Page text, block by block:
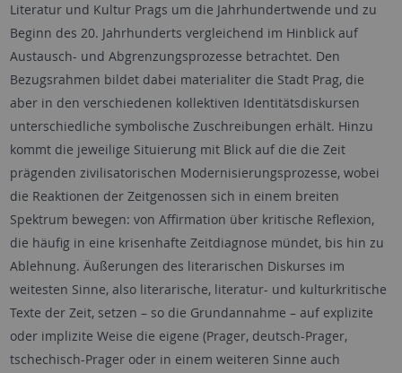
Literatur und Kultur Prags um die Jahrhundertwende und zu
Beginn des 20. Jahrhunderts vergleichend im Hinblick auf
Austausch- und Abgrenzungsprozesse betrachtet. Den
Bezugsrahmen bildet dabei materialiter die Stadt Prag, die
aber in den verschiedenen kollektiven Identitätsdiskursen
unterschiedliche symbolische Zuschreibungen erhält. Hinzu
kommt die jeweilige Situierung mit Blick auf die die Zeit
prägenden zivilisatorischen Modernisierungsprozesse, wobei
die Reaktionen der Zeitgenossen sich in einem breiten
Spektrum bewegen: von Affirmation über kritische Reflexion,
die häufig in eine krisenhafte Zeitdiagnose mündet, bis hin zu
Ablehnung. Äußerungen des literarischen Diskurses im
weitesten Sinne, also literarische, literatur- und kulturkritische
Texte der Zeit, setzen – so die Grundannahme – auf explizite
oder implizite Weise die eigene (Prager, deutsch-Prager,
tschechisch-Prager oder in einem weiteren Sinne auch